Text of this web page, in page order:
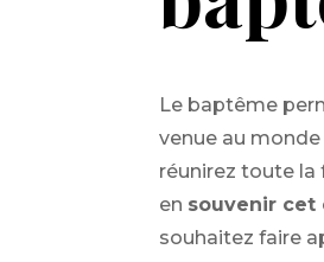
Le baptême
venue au
réunirez toute
en souvenir cet
souhaitez faire